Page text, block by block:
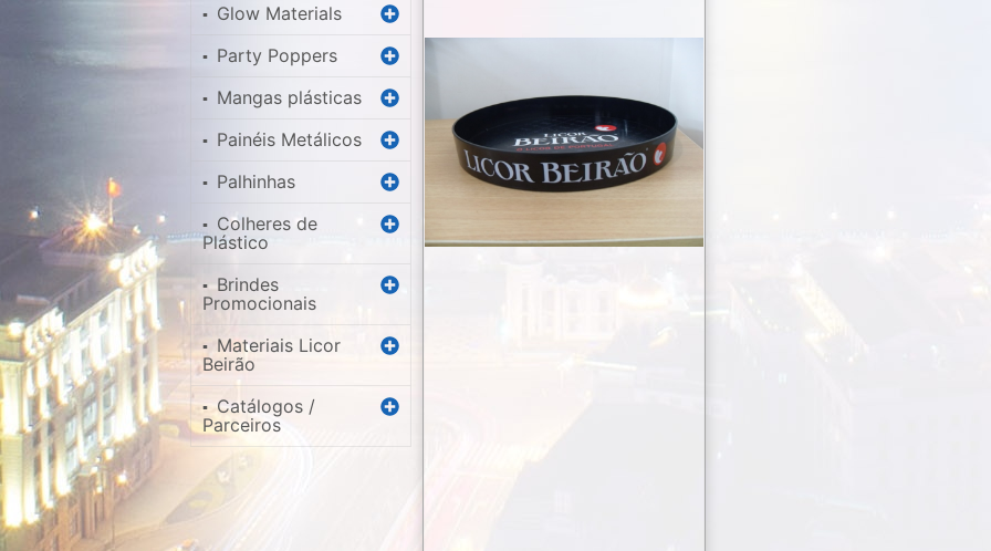
▪ Glow Materials
▪ Party Poppers
▪ Mangas plásticas
▪ Painéis Metálicos
▪ Palhinhas
▪ Colheres de
Plástico
▪ Brindes
Promocionais
▪ Materiais Licor
Beirão
▪ Catálogos /
Parceiros